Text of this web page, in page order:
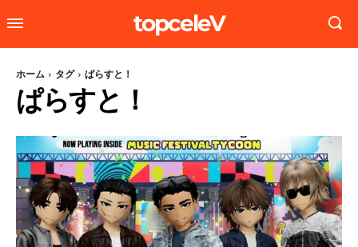
topceleV
ホーム タグ ぱらすと！
ぱらすと！